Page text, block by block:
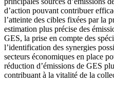
d’action pouvant contribuer
l’atteinte des cibles fixées par la
estimation plus précise des
GES, la prise en compte des
l’identification des synergies
secteurs économiques en place
réduction d’émissions de GES
contribuant à la vitalité de la